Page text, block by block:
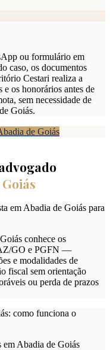
ou formulário em
caso, os documentos
Cestari realiza a
e os honorários antes de
sem necessidade de
Goiás.
de Goiás
em Abadia de Goiás para
conhece os
GO e PGFN —
e modalidades de
fiscal sem orientação
ou perda de prazos
como funciona o
em Abadia de Goiás